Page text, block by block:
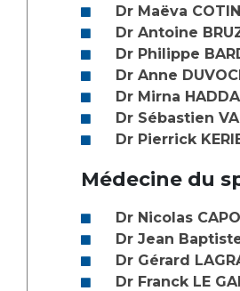
Protection des
Sécurité
Les recherches en
Lieu de santé sans
Dr Maëva
Dr Antoine
Dr Philippe
Dr Anne
Dr Mirna
Dr Sébastien
Dr Pierrick
Médecine du
Dr Nicolas
Dr Jean
Dr Gérard
Dr Franck LE